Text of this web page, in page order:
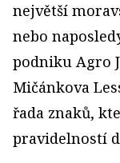
největší
nebo
podniku Agro
Mičánkova
řada znaků,
pravidelností